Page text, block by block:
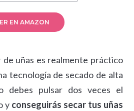
EN AMAZON
de uñas es realmente práctico
tecnología de secado de alta
debes pulsar dos veces el
y conseguirás secar tus uñas